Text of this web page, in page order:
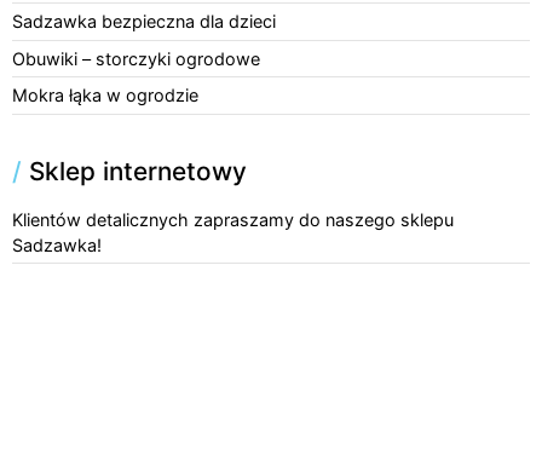
Sadzawka bezpieczna dla dzieci
Obuwiki – storczyki ogrodowe
Mokra łąka w ogrodzie
/ Sklep internetowy
Klientów detalicznych zapraszamy do naszego sklepu
Sadzawka!